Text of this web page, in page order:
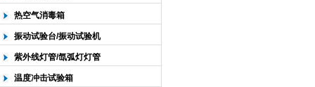
热空气消毒箱
振动试验台/振动试验机
紫外线灯管/氙弧灯灯管
温度冲击试验箱